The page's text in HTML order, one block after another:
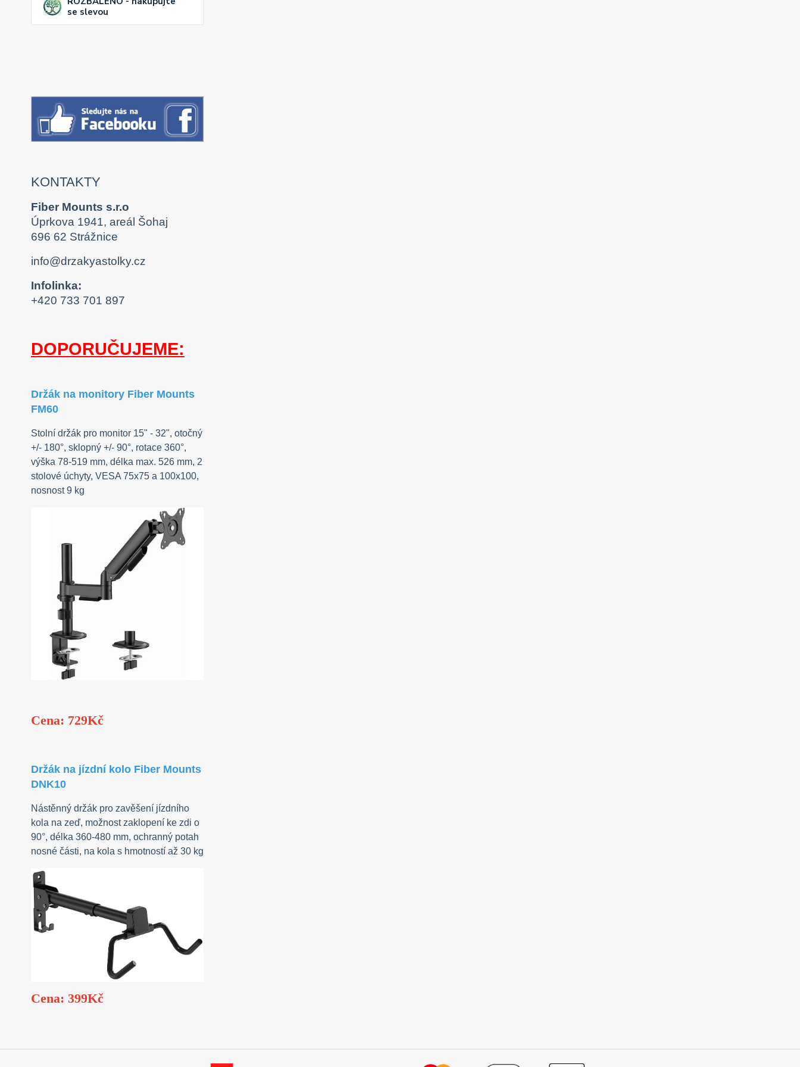
se slevou
KONTAKTY
Fiber Mounts s.r.o
Úprkova 1941, areál Šohaj
696 62 Strážnice
info@drzakyastolky.cz
Infolinka:
+420 733 701 897
DOPORUČUJEME:
Držák na monitory Fiber Mounts
FM60
Stolní držák pro monitor 15" - 32", otočný
+/- 180°, sklopný +/- 90°, rotace 360°,
výška 78-519 mm, délka max. 526 mm, 2
stolové úchyty, VESA 75x75 a 100x100,
nosnost 9 kg
Cena: 729Kč
Držák na jízdní kolo Fiber Mounts
DNK10
Nástěnný držák pro zavěšení jízdního
kola na zeď, možnost zaklopení ke zdi o
90°, délka 360-480 mm, ochranný potah
nosné části, na kola s hmotností až 30 kg
Cena: 399Kč